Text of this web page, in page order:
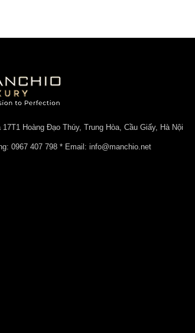
Hoàng Đạo Thúy, Trung Hòa, Cầu Giấy, Hà Nội
0967 407 798 * Email: info@manchio.net